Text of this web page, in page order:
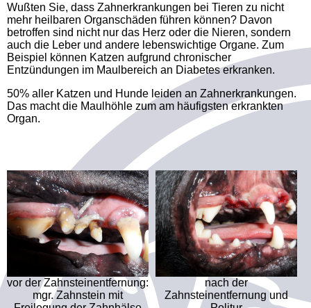
Wußten Sie, dass Zahnerkrankungen bei Tieren zu nicht
mehr heilbaren Organschäden führen können? Davon
betroffen sind nicht nur das Herz oder die Nieren, sondern
auch die Leber und andere lebenswichtige Organe. Zum
Beispiel können Katzen aufgrund chronischer
Entzündungen im Maulbereich an Diabetes erkranken.
50% aller Katzen und Hunde leiden an Zahnerkrankungen.
Das macht die Maulhöhle zum am häufigsten erkrankten
Organ.
vor der Zahnsteinentfernung:
mgr. Zahnstein mit
nach der
Zahnsteinentfernung und